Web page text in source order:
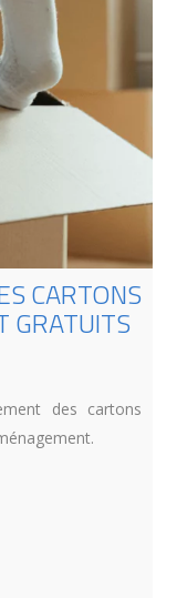
CARTONS
GRATUITS
des cartons